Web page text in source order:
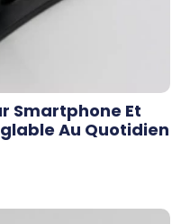
Smartphone Et
Au Quotidien